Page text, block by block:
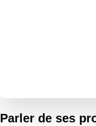
Parler de ses